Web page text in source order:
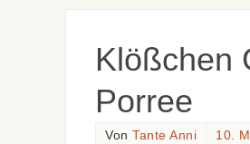
Klößchen
Porree
Von Tante Anni 10.